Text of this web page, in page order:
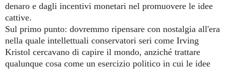
denaro e dagli incentivi monetari nel promuovere le idee
cattive.
Sul primo punto: dovremmo ripensare con nostalgia all'era
nella quale intellettuali conservatori seri come Irving
Kristol cercavano di capire il mondo, anziché trattare
qualunque cosa come un esercizio politico in cui le idee